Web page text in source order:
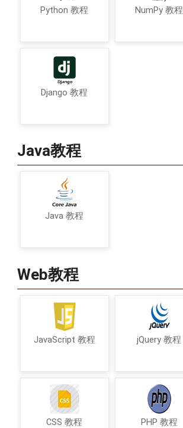
Python 教程 NumPy 教程
Django 教程
Java教程
Java 教程
Web教程
JavaScript 教程 jQuery 教程
CSS 教程 PHP 教程